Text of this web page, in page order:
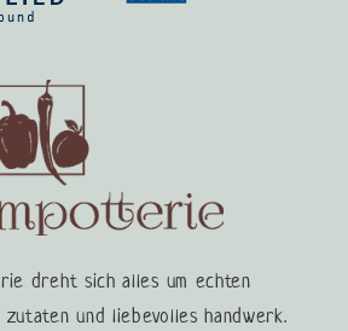
dreht sich alles um echten
zutaten und liebevolles handwerk.